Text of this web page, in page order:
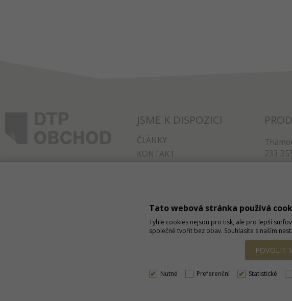
JSME K DISPOZICI
ČLÁNKY
KONTAKT
233
Tato webová stránka používá
Tyhle cookies nejsou pro tisk, ale pro lepší
společně tvořit bez obav. Souhlasíte s naším
POVOLIT
Nutné Preferenční Statistické